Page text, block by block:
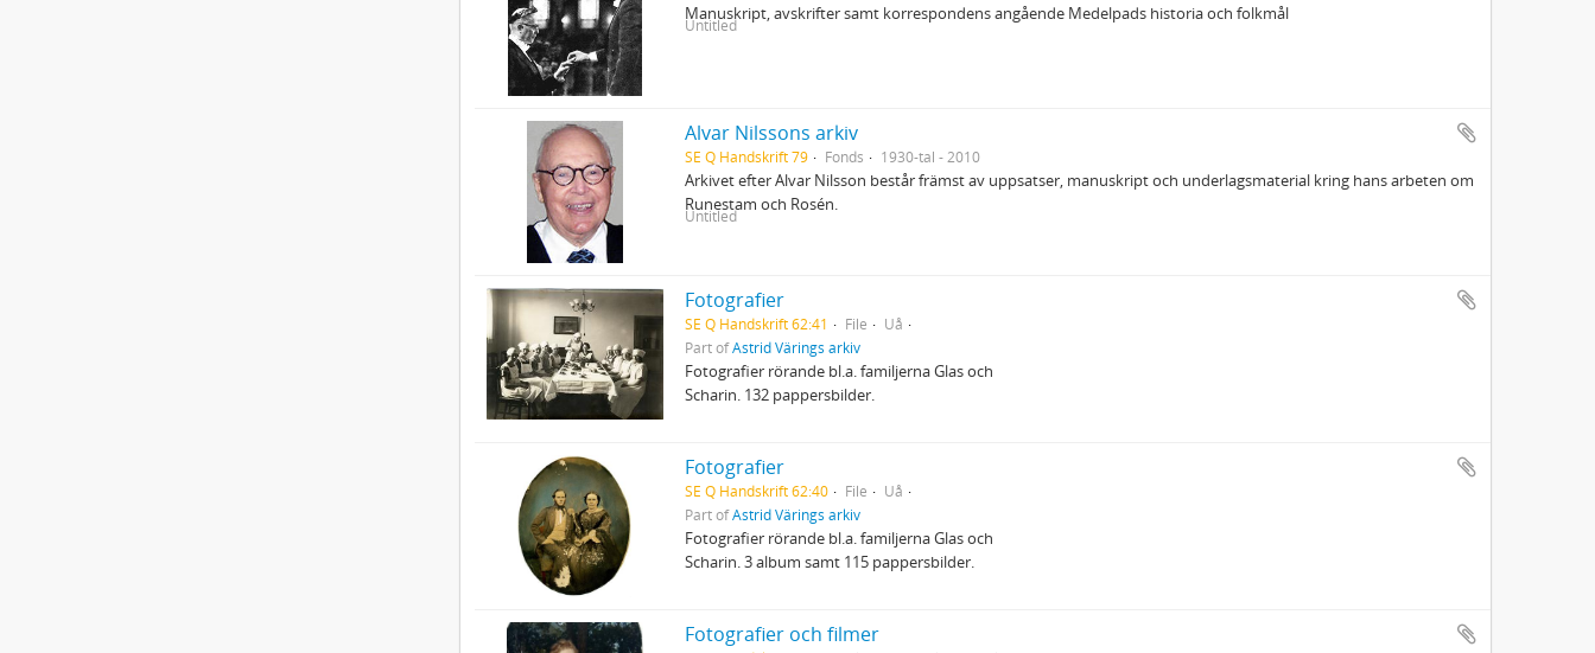
Manuskript, avskrifter samt korrespondens angående Medelpads historia och folkmål
Untitled
Alvar Nilssons arkiv
SE Q Handskrift 79 Fonds 1930-tal - 2010
Arkivet efter Alvar Nilsson består främst av uppsatser, manuskript och underlagsmaterial kring hans arbeten om
Runestam och Rosén.
Untitled
Fotografier
SE Q Handskrift 62:41 File
Uå
Part ofAstrid Värings arkiv
Fotografier rörande bl.a. familjerna Glas och
Scharin. 132 pappersbilder.
Fotografier
SE Q Handskrift 62:40 File
Uå
Part ofAstrid Värings arkiv
Fotografier rörande bl.a. familjerna Glas och
Scharin. 3 album samt 115 pappersbilder.
Fotografier och filmer